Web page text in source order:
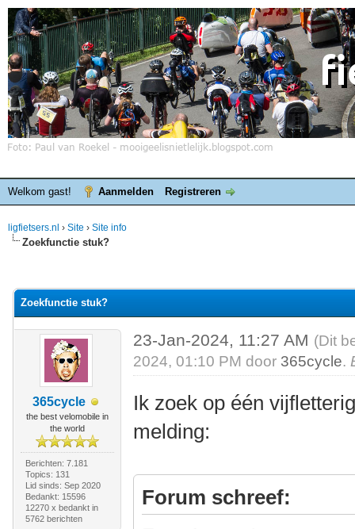
Welkom gast! Aanmelden Registreren
ligfietsers.nl › Site › Site info
Zoekfunctie stuk?
Zoekfunctie stuk?
365cycle
the best velomobile in
the world
Berichten: 7.181
Topics: 131
Lid sinds: Sep 2020
Bedankt: 15596
12270 x bedankt in
5762 berichten
23-Jan-2024, 11:27 AM (Dit
2024, 01:10 PM door 365cycle.
Ik zoek op één
melding:
Forum schreef: